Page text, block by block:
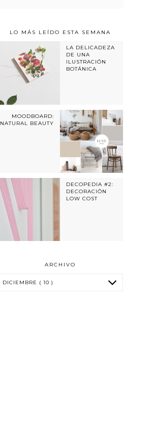
LO MÁS LEÍDO ESTA SEMANA
LA DELICADEZA
DE UNA
ILUSTRACIÓN
BOTÁNICA
MOODBOARD:
NATURAL BEAUTY
DECOPEDIA #2:
DECORACIÓN
LOW COST
ARCHIVO